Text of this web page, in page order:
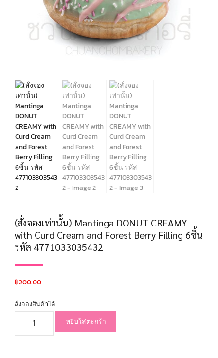
(สั่งจองเท่านั้น) Mantinga DONUT CREAMY
with Curd Cream and Forest Berry Filling 6ชิ้น
รหัส 4771033035432
฿200.00
สั่งจองสินค้าได้
หยิบใส่ตะกร้า